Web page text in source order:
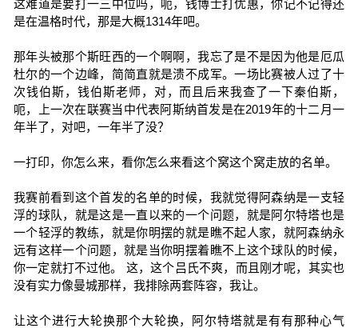
这难道是要打一三中位吗，呃，钱博士打优惠，你记不记得还
是在温格时代，那是大概1314年吧。
那年头被那个斯旺西的一个啊啊，我忘了是不是因为他是厄瓜
杜尔的一个边峰，简简直就是溃不成军。一场比赛被人过了十
次钱伯斯，钱伯斯老师，对，而且后来我查了一下秦伯斯，
呃，上一次在联赛当中代表阿斯纳首发是在2019年的十二月一
年半了，对吧，一年半了没？
一打印，你怎么来，看你怎么来看这个窝这个窝走放的名单。
我赛前看到这个首发的名单的时候，我就觉得阿森纳是一支轻
浮的球队，就是这是一直以来的一个问题，就是阿尔特塔也是
一个轻浮的教练，就是你明摆的就是瞧不起人家，就阿森纳永
远有这样一个问题，就是当你明摆着瞧不上这个球队的时候，
你一定就打不过他。 这，这个吕氏不爽，而且刚才呢，其实也
没有实力像曼城那样，我排除两套阵容，我让。
让这个进行大轮换那个大轮换，阿尔特塔就是有有那种心气